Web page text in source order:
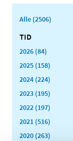
Alle (2506)
TID
2026 (84)
2025 (158)
2024 (224)
2023 (195)
2022 (197)
2021 (516)
2020 (263)